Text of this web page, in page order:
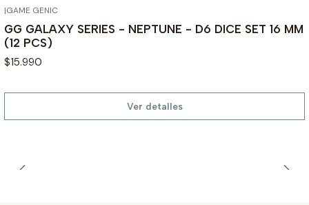
|GAME GENIC
GG GALAXY SERIES - NEPTUNE - D6 DICE SET 16 MM
(12 PCS)
$15.990
Ver detalles